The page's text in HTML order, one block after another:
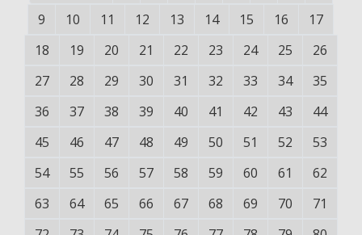
9
10 11 12 13 14 15 16
17
18
19 20 21 22 23 24 25
26
27
28 29 30 31 32 33 34
35
36
37 38 39 40 41 42 43
44
45
46 47 48 49 50 51 52
53
54
55 56 57 58 59 60 61
62
63
64 65 66 67 68 69 70
71